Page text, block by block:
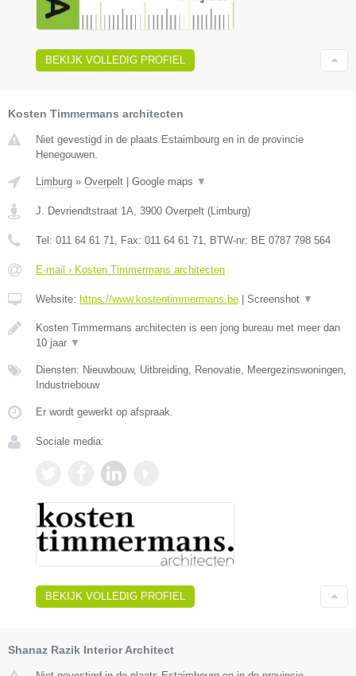
BEKIJK VOLLEDIG PROFIEL
Kosten Timmermans architecten
Niet gevestigd in de plaats Estaimbourg en in de provincie
Henegouwen.
Limburg » Overpelt Google maps ▼
J. Devriendtstraat 1A, 3900 Overpelt (Limburg)
Tel: 011 64 61 71, Fax: 011 64 61 71, BTW-nr: BE 0787 798 564
E-mail › Kosten Timmermans architecten
Website: https://www.kostentimmermans.be Screenshot ▼
Kosten Timmermans architecten is een jong bureau met meer dan
10 jaar ▼
Diensten: Nieuwbouw, Uitbreiding, Renovatie, Meergezinswoningen,
Industriebouw
Er wordt gewerkt op afspraak.
Sociale media:
BEKIJK VOLLEDIG PROFIEL
Shanaz Razik Interior Architect